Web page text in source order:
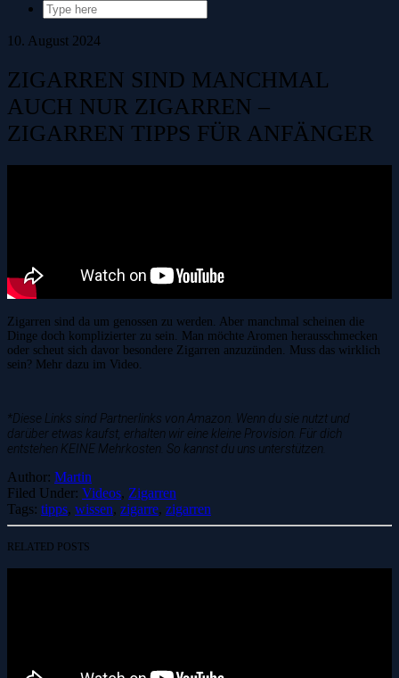
10. August 2024
ZIGARREN SIND MANCHMAL
AUCH NUR ZIGARREN –
ZIGARREN TIPPS FÜR ANFÄNGER
Zigarren sind da um genossen zu werden. Aber manchmal scheinen die
Dinge doch komplizierter zu sein. Man möchte Aromen herausschmecken
oder scheut sich davor besondere Zigarren anzuzünden. Muss das wirklich
sein? Mehr dazu im Video.
*Diese Links sind Partnerlinks von Amazon. Wenn du sie nutzt und
darüber etwas kaufst, erhalten wir eine kleine Provision. Für dich
entstehen KEINE Mehrkosten. So kannst du uns unterstützen.
Author: Martin
Filed Under: Videos, Zigarren
Tags: tipps, wissen, zigarre, zigarren
RELATED POSTS